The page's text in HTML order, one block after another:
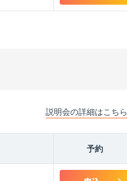
説明会の詳細はこちら
予約